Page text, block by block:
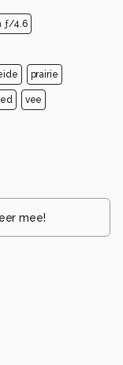
ƒ/4.6
prairie
vee
mee!